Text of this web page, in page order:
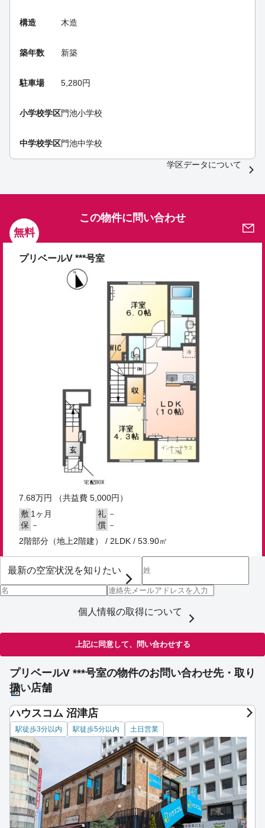
構造 木造
築年数 新築
駐車場 5,280円
小学校学区門池小学校
中学校学区門池中学校
学区データについて
無料
この物件に問い合わせ
プリベールV ***号室
7.68万円
（共益費 5,000円）
敷 1ヶ月 礼 －
保 － 償 －
2階部分（地上2階建） / 2LDK / 53.90㎡
個人情報の取得について
上記に同意して、問い合わせする
プリベールV ***号室の物件のお問い合わせ先・取り
扱い店舗
ハウスコム 沼津店
駅徒歩3分以内 駅徒歩5分以内 土日営業